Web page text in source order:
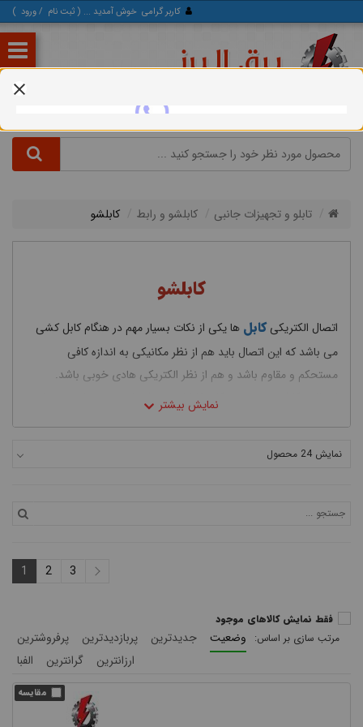
کاربر گرامی خوش آمدید ... ( ثبت‌ نام /ورود )
تابلو و تجهیزات جانبی کابلشو و رابط کابلشو
کابلشو
اتصال الکتریکیکابل ها یکی از نکات بسیار مهم در هنگام کابل کشی
می باشد که این اتصال باید هم از نظر مکانیکی به اندازه کافی
مستحکم و مقاوم باشد و هم از نظر الکتریکی هادی خوبی باشد.
اتصالات کابل به دو دسته کلی کابلشو و موف تقسیم می شوند. در این
به معرفی موف یا دوراهی داشته باشیم و بعد به سراغ کابلشو برویم.
نمایش 24 محصول
1 2 3
فقط نمایش کالاهای موجود
وضعیت جدیدترین پربازدیدترین
پرفروشترین
ارزانترین
گرانترین الفبا